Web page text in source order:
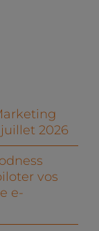
2026
vos
e-